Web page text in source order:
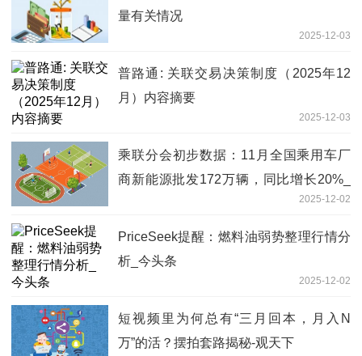
量有关情况
2025-12-03
普路通: 关联交易决策制度（2025年12
月）内容摘要
2025-12-03
乘联分会初步数据：11月全国乘用车厂
商新能源批发172万辆，同比增长20%_
2025-12-02
PriceSeek提醒：燃料油弱势整理行情分
析_今头条
2025-12-02
短视频里为何总有“三月回本，月入N
万”的活？摆拍套路揭秘-观天下